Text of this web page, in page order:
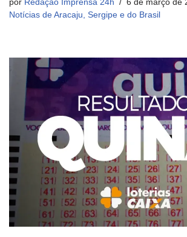
por Redação Imprensa 24h
6 de março de
Notícias de Aracaju, Sergipe e do Brasil